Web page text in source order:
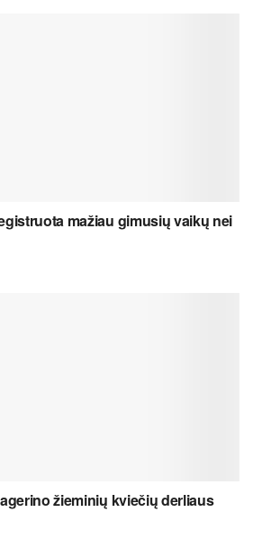
mažiau gimusių vaikų nei
žieminių kviečių derliaus